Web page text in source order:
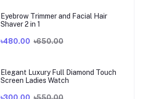
Eyebrow Trimmer and Facial Hair
Shaver 2 in 1
৳480.00 ৳650.00
Elegant Luxury Full Diamond Touch
Screen Ladies Watch